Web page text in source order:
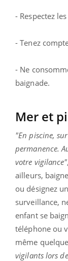
- Respectez
- Tenez
- Ne
baignade.
Mer et
"En piscine,
permanence.
votre vigilance",
ailleurs,
ou désignez
surveillance,
enfant se
téléphone ou
même
vigilants lors